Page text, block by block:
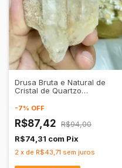
Drusa Bruta e Natural de
Cristal de Quartzo
-7% OFF
R$87,42 R$94,00
R$74,31 com Pix
2 x de R$43,71 sem juros